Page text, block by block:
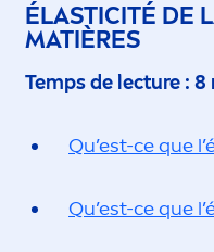
ÉLASTICITÉ DE
MATIÈRES
Temps de lecture :
Qu’est-ce que
Qu’est-ce que